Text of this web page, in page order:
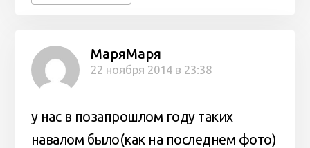
МаряМаря
22 ноября 2014 в 23:38
у нас в позапрошлом году таких
навалом было(как на последнем фото)